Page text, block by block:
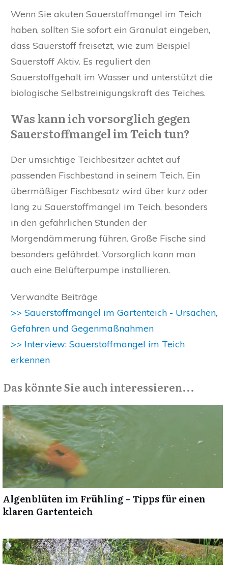
Wenn Sie akuten Sauerstoffmangel im Teich
haben, sollten Sie sofort ein Granulat eingeben,
dass Sauerstoff freisetzt, wie zum Beispiel
Sauerstoff Aktiv. Es reguliert den
Sauerstoffgehalt im Wasser und unterstützt die
biologische Selbstreinigungskraft des Teiches.
Was kann ich vorsorglich gegen
Sauerstoffmangel im Teich tun?
Der umsichtige Teichbesitzer achtet auf
passenden Fischbestand in seinem Teich. Ein
übermäßiger Fischbesatz wird über kurz oder
lang zu Sauerstoffmangel im Teich, besonders
in den gefährlichen Stunden der
Morgendämmerung führen. Große Fische sind
besonders gefährdet. Vorsorglich kann man
auch eine Belüfterpumpe installieren.
Verwandte Beiträge
>> Sauerstoffmangel im Gartenteich - Ursachen,
Gefahren und Gegenmaßnahmen
>> Interview: Sauerstoffmangel im Teich
erkennen
Das könnte Sie auch interessieren...
Algenblüten im Frühling – Tipps für einen
klaren Gartenteich